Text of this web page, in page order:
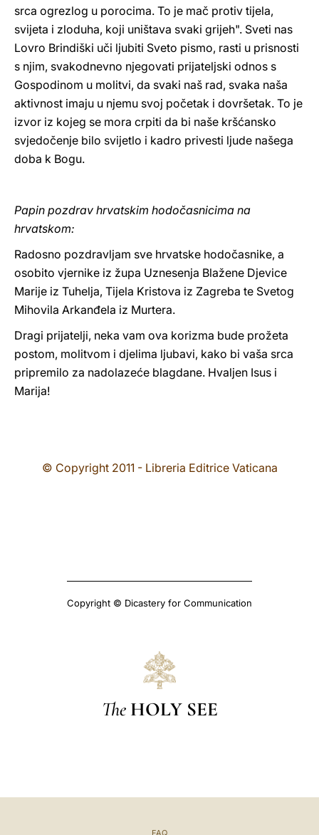
srca ogrezlog u porocima. To je mač protiv tijela,
svijeta i zloduha, koji uništava svaki grijeh". Sveti nas
Lovro Brindiški uči ljubiti Sveto pismo, rasti u prisnosti
s njim, svakodnevno njegovati prijateljski odnos s
Gospodinom u molitvi, da svaki naš rad, svaka naša
aktivnost imaju u njemu svoj početak i dovršetak. To je
izvor iz kojeg se mora crpiti da bi naše kršćansko
svjedočenje bilo svijetlo i kadro privesti ljude našega
doba k Bogu.
Papin pozdrav hrvatskim hodočasnicima na
hrvatskom:
Radosno pozdravljam sve hrvatske hodočasnike, a
osobito vjernike iz župa Uznesenja Blažene Djevice
Marije iz Tuhelja, Tijela Kristova iz Zagreba te Svetog
Mihovila Arkanđela iz Murtera.
Dragi prijatelji, neka vam ova korizma bude prožeta
postom, molitvom i djelima ljubavi, kako bi vaša srca
pripremilo za nadolazeće blagdane. Hvaljen Isus i
Marija!
© Copyright 2011 - Libreria Editrice Vaticana
Copyright © Dicastery for Communication
The HOLY SEE
FAQ